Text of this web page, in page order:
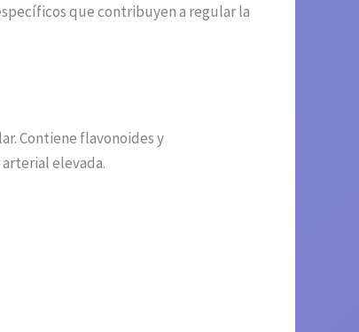
que contribuyen a regular la
Contiene flavonoides y
elevada.